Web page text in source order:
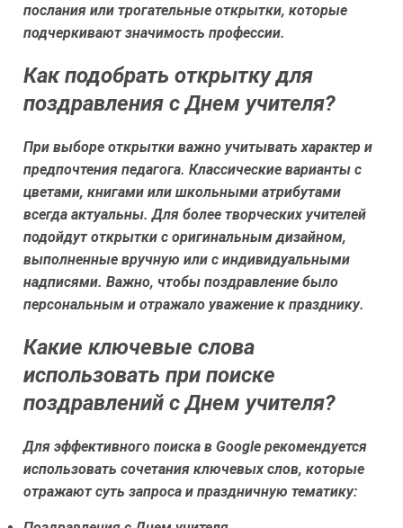
послания или трогательные открытки, которые
подчеркивают значимость профессии.
Как подобрать открытку для
поздравления с Днем учителя?
При выборе открытки важно учитывать характер и
предпочтения педагога. Классические варианты с
цветами, книгами или школьными атрибутами
всегда актуальны. Для более творческих учителей
подойдут открытки с оригинальным дизайном,
выполненные вручную или с индивидуальными
надписями. Важно, чтобы поздравление было
персональным и отражало уважение к празднику.
Какие ключевые слова
использовать при поиске
поздравлений с Днем учителя?
Для эффективного поиска в Google рекомендуется
использовать сочетания ключевых слов, которые
отражают суть запроса и праздничную тематику: